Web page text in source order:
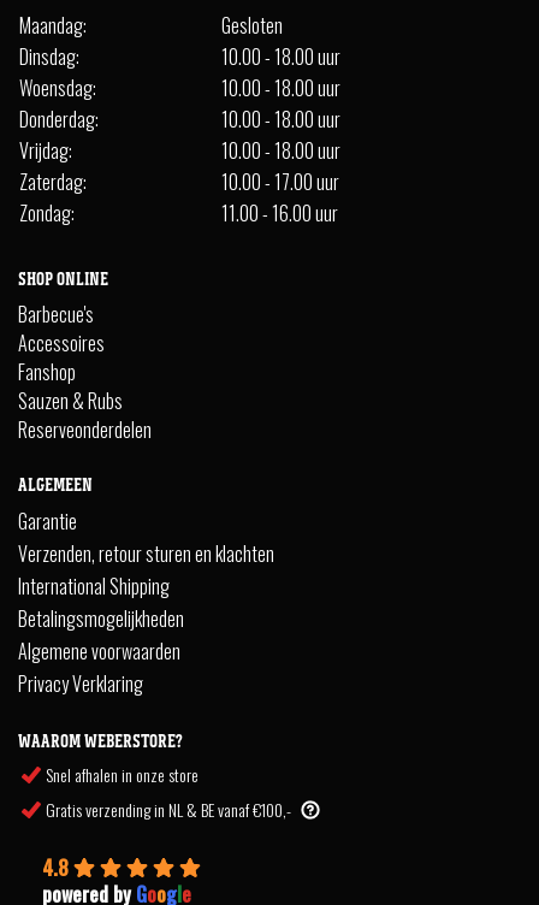
Maandag:
Gesloten
Dinsdag:
10.00 - 18.00 uur
Woensdag:
10.00 - 18.00 uur
Donderdag:
10.00 - 18.00 uur
Vrijdag:
10.00 - 18.00 uur
Zaterdag:
10.00 - 17.00 uur
Zondag:
11.00 - 16.00 uur
SHOP ONLINE
Barbecue's
Accessoires
Fanshop
Sauzen & Rubs
Reserveonderdelen
ALGEMEEN
Garantie
Verzenden, retour sturen en klachten
International Shipping
Betalingsmogelijkheden
Algemene voorwaarden
Privacy Verklaring
WAAROM WEBERSTORE?
Snel afhalen in onze store
Gratis verzending in NL & BE vanaf €100,-
4.8
powered byGoogle